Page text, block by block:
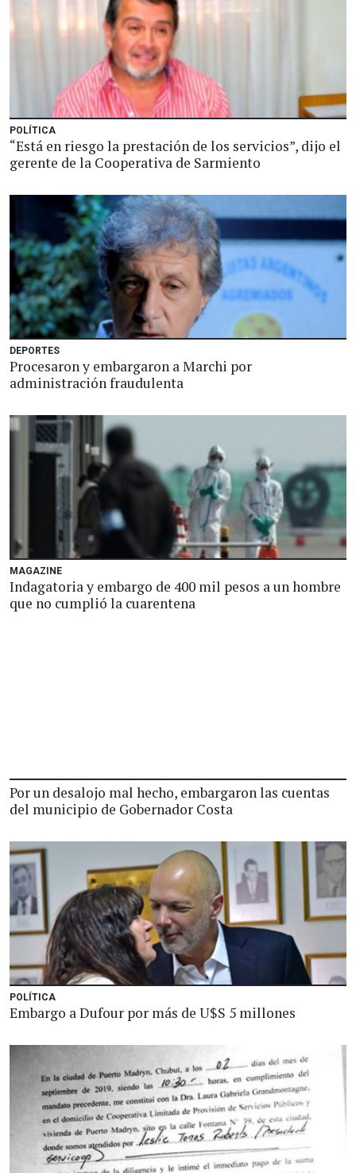
POLÍTICA
“Está en riesgo la prestación de los servicios”, dijo el
gerente de la Cooperativa de Sarmiento
DEPORTES
Procesaron y embargaron a Marchi por
administración fraudulenta
MAGAZINE
Indagatoria y embargo de 400 mil pesos a un hombre
que no cumplió la cuarentena
Por un desalojo mal hecho, embargaron las cuentas
del municipio de Gobernador Costa
POLÍTICA
Embargo a Dufour por más de U$S 5 millones